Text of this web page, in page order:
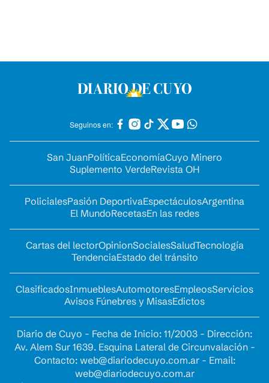
Seguinos en:
San JuanPolíticaEconomíaCuyo Minero
Suplemento VerdeRevista OH
PolicialesPasión DeportivaEspectáculosArgentina
El MundoRecetasEn las redes
Cartas del lectorOpinionSocialesSaludTecnología
TendenciaEstado del tránsito
ClasificadosInmueblesAutomotoresEmpleosServicios
Avisos Fúnebres y MisasEdictos
Diario de Cuyo - Fecha de Inicio: 11/2003 - Dirección:
Av. Alem Sur 1639. Esquina Lateral de Circunvalación -
Contacto: web@diariodecuyo.com.ar- Email:
web@diariodecuyo.com.ar